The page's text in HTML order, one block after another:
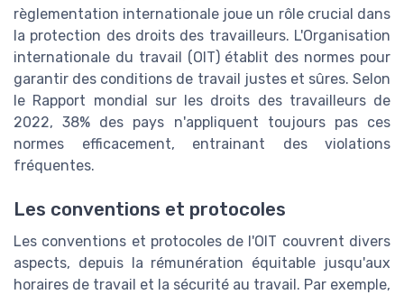
règlementation internationale joue un rôle crucial dans
la protection des droits des travailleurs. L'Organisation
internationale du travail (OIT) établit des normes pour
garantir des conditions de travail justes et sûres. Selon
le Rapport mondial sur les droits des travailleurs de
2022, 38% des pays n'appliquent toujours pas ces
normes efficacement, entrainant des violations
fréquentes.
Les conventions et protocoles
Les conventions et protocoles de l'OIT couvrent divers
aspects, depuis la rémunération équitable jusqu'aux
horaires de travail et la sécurité au travail. Par exemple,